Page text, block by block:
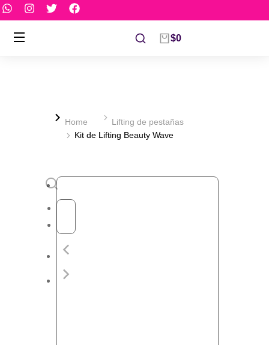
$0
You are here:
Home
Lifting de pestañas
Kit de Lifting Beauty Wave